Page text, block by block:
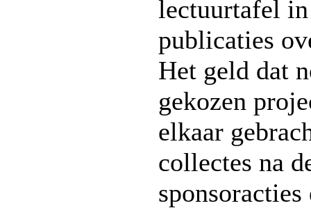
lectuurtafel
publicaties
Het geld dat
gekozen
elkaar
collectes na
sponsoracties